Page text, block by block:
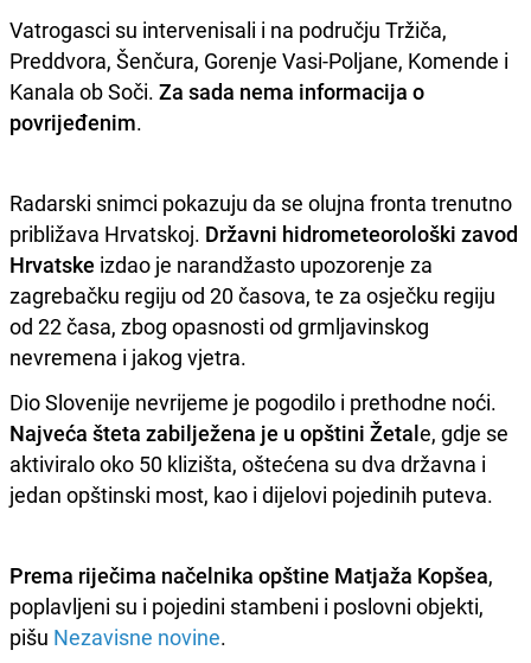
Vatrogasci su intervenisali i na području Tržiča,
Preddvora, Šenčura, Gorenje Vasi-Poljane, Komende i
Kanala ob Soči. Za sada nema informacija o
povrijeđenim.
Radarski snimci pokazuju da se olujna fronta trenutno
približava Hrvatskoj. Državni hidrometeorološki zavod
Hrvatske izdao je narandžasto upozorenje za
zagrebačku regiju od 20 časova, te za osječku regiju
od 22 časa, zbog opasnosti od grmljavinskog
nevremena i jakog vjetra.
Dio Slovenije nevrijeme je pogodilo i prethodne noći.
Najveća šteta zabilježena je u opštini Žetale, gdje se
aktiviralo oko 50 klizišta, oštećena su dva državna i
jedan opštinski most, kao i dijelovi pojedinih puteva.
Prema riječima načelnika opštine Matjaža Kopšea,
poplavljeni su i pojedini stambeni i poslovni objekti,
pišu Nezavisne novine.